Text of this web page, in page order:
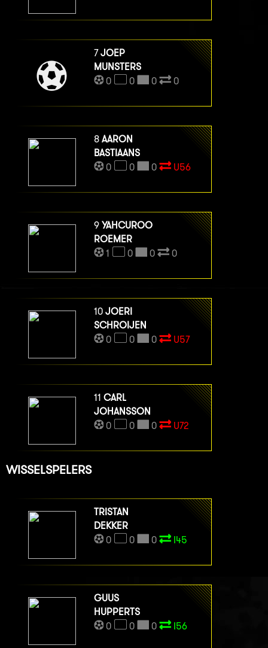
7JOEP
MUNSTERS
0
0 0 0
8 AARON
BASTIAANS
0
0 0 U56
9 YAHCUROO
ROEMER
1
0 0 0
10 JOERI
SCHROIJEN
0
0 0 U57
11 CARL
JOHANSSON
0
0 0 U72
WISSELSPELERS
TRISTAN
DEKKER
0
0 0 I45
GUUS
HUPPERTS
0
0 0 I56